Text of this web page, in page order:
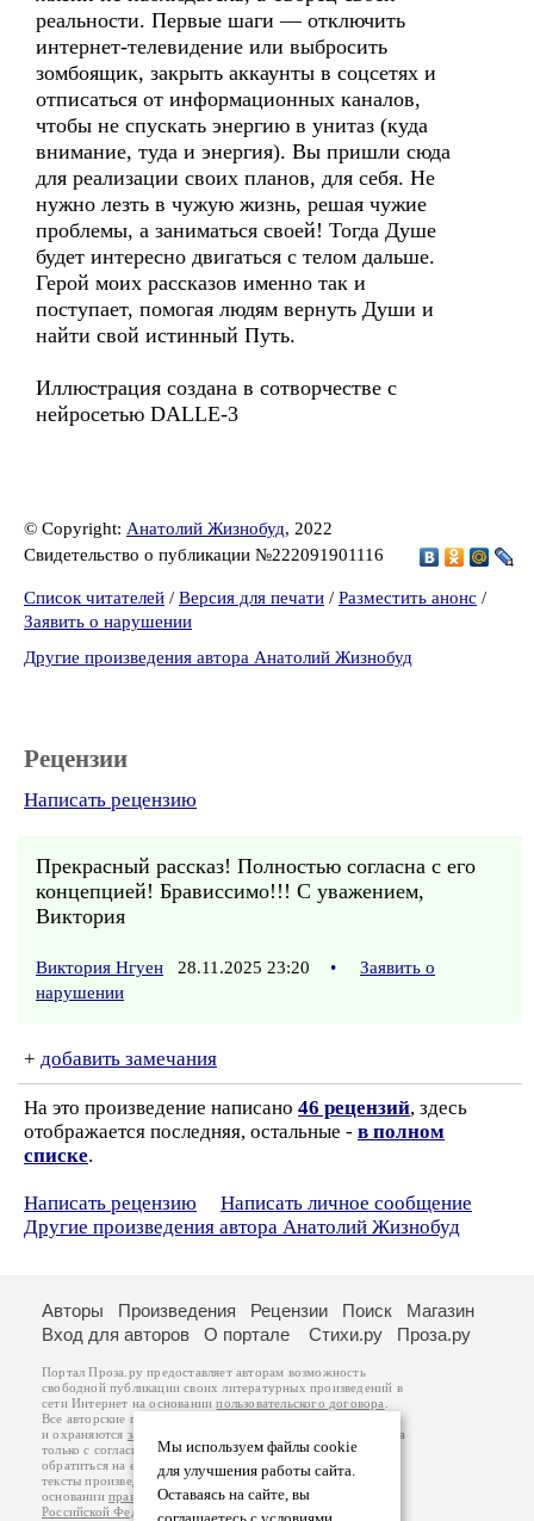
реальности. Первые шаги — отключить
интернет-телевидение или выбросить
зомбоящик, закрыть аккаунты в соцсетях и
отписаться от информационных каналов,
чтобы не спускать энергию в унитаз (куда
внимание, туда и энергия). Вы пришли сюда
для реализации своих планов, для себя. Не
нужно лезть в чужую жизнь, решая чужие
проблемы, а заниматься своей! Тогда Душе
будет интересно двигаться с телом дальше.
Герой моих рассказов именно так и
поступает, помогая людям вернуть Души и
найти свой истинный Путь.
Иллюстрация создана в сотворчестве с
нейросетью DALLE-3
© Copyright: Анатолий Жизнобуд, 2022
Свидетельство о публикации №222091901116
Список читателей / Версия для печати / Разместить анонс /
Заявить о нарушении
Другие произведения автора Анатолий Жизнобуд
Рецензии
Написать рецензию
Прекрасный рассказ! Полностью согласна с его
концепцией! Брависсимо!!! С уважением,
Виктория
Виктория Нгуен 28.11.2025 23:20 •
Заявить о
нарушении
+ добавить замечания
На это произведение написано 46 рецензий, здесь
отображается последняя, остальные - в полном
списке.
Написать рецензию
Написать личное сообщение
Другие произведения автора Анатолий Жизнобуд
Мы используем файлы cookie
для улучшения работы сайта.
Оставаясь на сайте, вы
Авторы Произведения Рецензии Поиск
Магазин
Вход для авторов
О портале Стихи.ру Проза.ру
Портал Проза.ру предоставляет авторам возможность
свободной публикации своих литературных произведений в
сети Интернет на основаниипользовательского договора
Все авторские права на произведения принадлежат авторам
и охраняются законом
. Перепечатка произведений возможна
только с согласия его автора, к которому вы можете
обратиться на его авторской странице. Ответственность за
тексты произведений авторы несут самостоятельно на
основанииправил публикацииизаконодательства
Российской Федерации